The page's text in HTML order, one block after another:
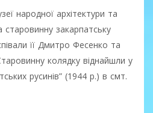
народної архітектури та
старовинну закарпатську
її Дмитро Фесенко та
колядку віднайшли у
русинів” (1944 р.) в смт.